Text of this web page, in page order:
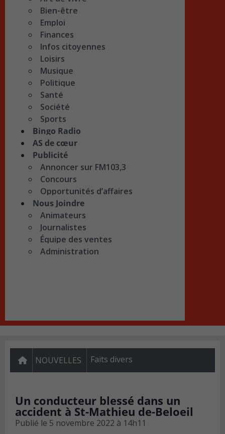
Bien-être
Emploi
Finances
Infos citoyennes
Loisirs
Musique
Politique
Santé
Société
Sports
Bingo Radio
AS de cœur
Publicité
Annoncer sur FM103,3
Concours
Opportunités d’affaires
Nous Joindre
Animateurs
Journalistes
Équipe des ventes
Administration
NOUVELLES Faits divers
Un conducteur blessé dans un
accident à St-Mathieu de-Beloeil
Publié le 5 novembre 2022 à 14h11